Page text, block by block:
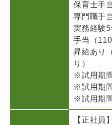
保育士手
専門職手
実務経験
手当（
昇給あり
り）
※試用期
※試用期
※試用期
【正社員】